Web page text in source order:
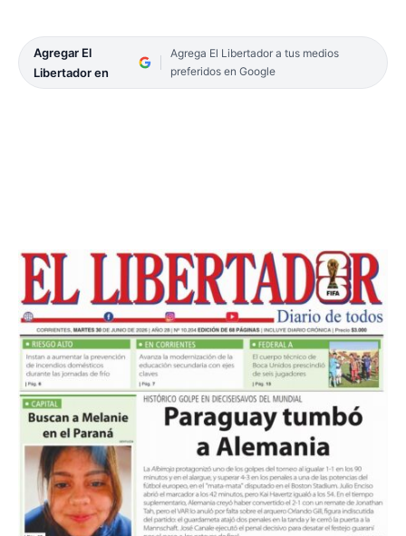
Agregar El
Libertador en
Agrega El Libertador a tus medios
preferidos en Google